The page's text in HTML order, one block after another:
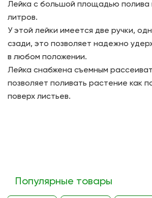
Лейка с большой площадью полива
литров.
У этой лейки имеется две ручки,
сзади, это позволяет надежно
в любом положении.
Лейка снабжена съемным
позволяет поливать растение как
поверх листьев.
Популярные товары